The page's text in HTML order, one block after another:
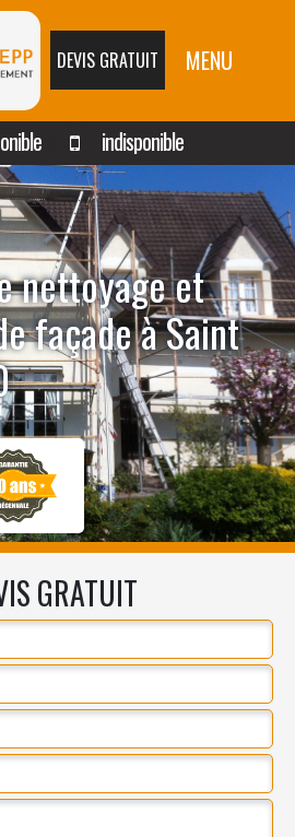
DEVIS GRATUIT MENU
indisponible
nettoyage et
façade à Saint
GRATUIT